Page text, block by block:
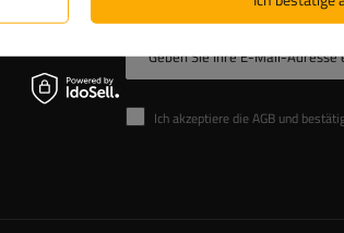
Geben Sie Ihre E-Mail-Adresse
Ich akzeptiere die AGB und